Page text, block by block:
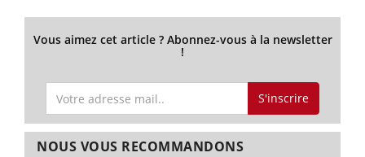
Vous aimez cet article ? Abonnez-vous à la newsletter
!
S'inscrire
NOUS VOUS RECOMMANDONS